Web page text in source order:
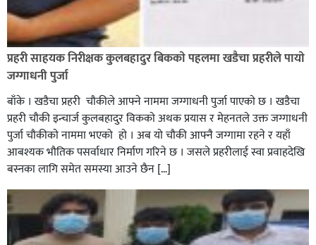
रौतहटमा १२ हजार लिटर पेट्रोल बोकेको ट्यांकर दुर्घटनापछि
आगलागी सडक अबरुद्ध,
घोराहीको समृद्धिका लागि वडा–वडामा विशेष अभियान सञ्चालन
हुने,
प्रहरी साहयक निरीक्षक कुलबहादुर बिककाे पहलमा खडैचा प्रहरीले पायाे
जग्गाधनी पुर्जा
बाँके । खडैचा प्रहरी चाैकीले आफ्ने नाममा जग्गाधनी पुर्जा पाएकाे छ । खडैचा
प्रहरी चाैकी इन्चार्ज कुलबहादुर विककाे अथक प्रयास र मेहनतले उक्त जग्गाधनी
पुर्जा चाैकीकाे नाममा भएको हाे । अब याे चाैकी आफ्नै जग्गामा रहने र यहाँ
आबश्यक भाैतिक पसर्वाधार निर्माण गरिने छ । जसले प्रहरीलाई स्वा प्रवाहदेखि
बस्नका लागि समेत समस्या आउने छैन […]